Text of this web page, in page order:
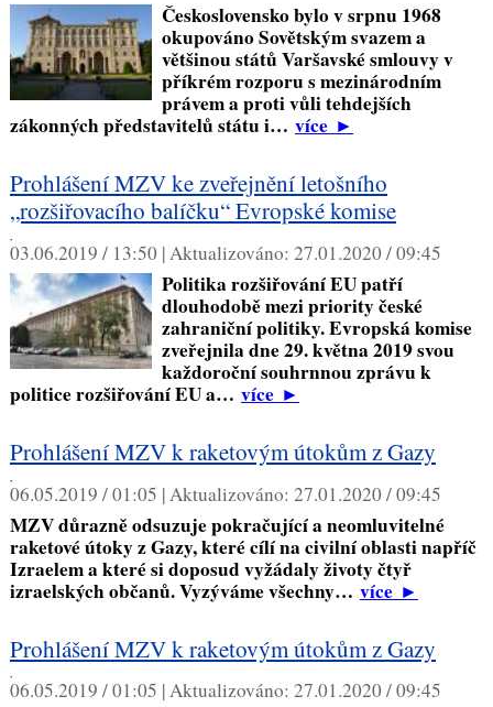
Československo bylo v srpnu 1968
okupováno Sovětským svazem a
většinou států Varšavské smlouvy v
příkrém rozporu s mezinárodním
právem a proti vůli tehdejších
zákonných představitelů státu i… více►
Prohlášení MZV ke zveřejnění letošního
„rozšiřovacího balíčku“ Evropské komise
03.06.2019 / 13:50 | Aktualizováno: 27.01.2020 / 09:45
Politika rozšiřování EU patří
dlouhodobě mezi priority české
zahraniční politiky. Evropská komise
zveřejnila dne 29. května 2019 svou
každoroční souhrnnou zprávu k
politice rozšiřování EU a… více►
Prohlášení MZV k raketovým útokům z Gazy
06.05.2019 / 01:05 | Aktualizováno: 27.01.2020 / 09:45
MZV důrazně odsuzuje pokračující a neomluvitelné
raketové útoky z Gazy, které cílí na civilní oblasti napříč
Izraelem a které si doposud vyžádaly životy čtyř
izraelských občanů. Vyzýváme všechny… více►
Prohlášení MZV k raketovým útokům z Gazy
,
06.05.2019 / 01:05 |Aktualizováno: 27.01.2020 / 09:45